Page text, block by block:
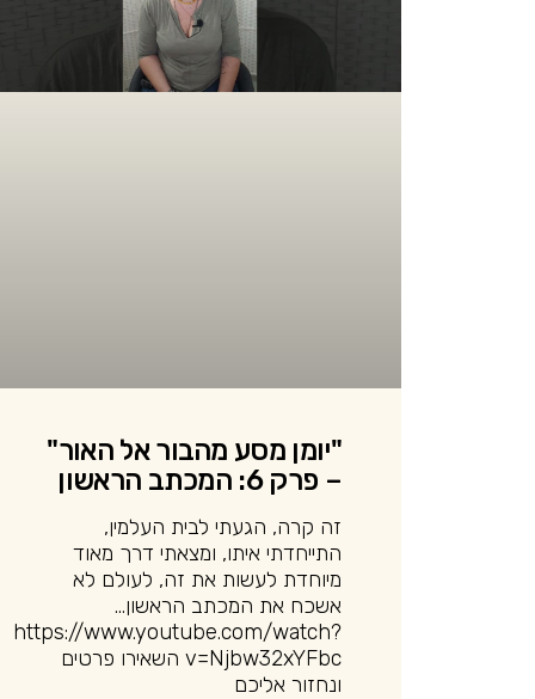
"יומן מסע מהבור אל האור"
– פרק 6: המכתב הראשון
זה קרה, הגעתי לבית העלמין,
התייחדתי איתו, ומצאתי דרך מאוד
מיוחדת לעשות את זה, לעולם לא
אשכח את המכתב הראשון…
https://www.youtube.com/watch?
v=Njbw32xYFbc השאירו פרטים
ונחזור אליכם